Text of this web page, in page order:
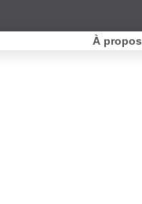
À propos